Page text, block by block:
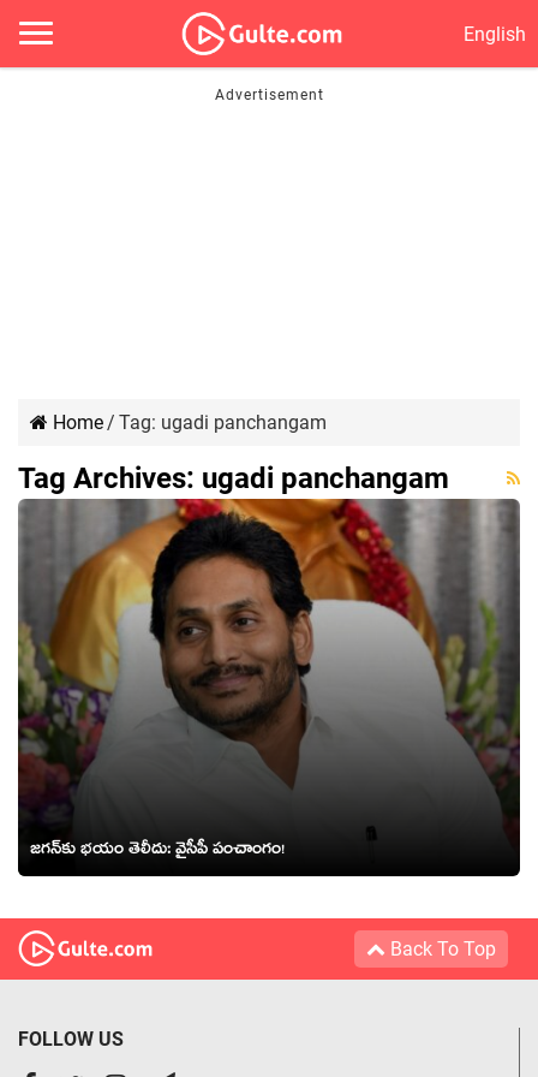
English
Home/ Tag: ugadi panchangam
Tag Archives: ugadi panchangam
జ‌గ‌న్‌కు భ‌యం తెలీదు: వైసీపీ పంచాంగం!
Back To Top
FOLLOW US